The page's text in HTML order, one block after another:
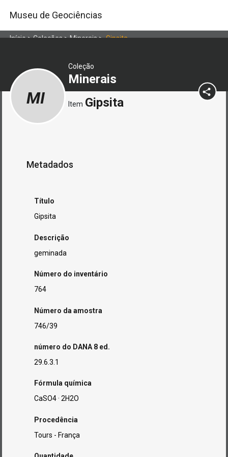
Museu de Geociências
Início>Coleções>Minerais>Gipsita
Coleção
Minerais
MI Item Gipsita
Metadados
Título
Gipsita
Descrição
geminada
Número do inventário
764
Número da amostra
746/39
número do DANA 8 ed.
29.6.3.1
Fórmula química
CaSO4 · 2H2O
Procedência
Tours - França